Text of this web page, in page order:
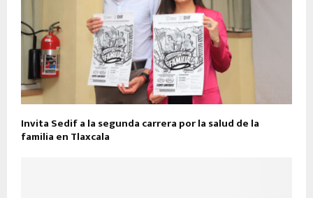
Invita Sedif a la segunda carrera por la salud de la
familia en Tlaxcala